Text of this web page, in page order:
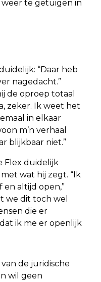
te getuigen in
“Daar heb
nagedacht.”
de oproep totaal
zeker. Ik weet het
in elkaar
m’n verhaal
blijkbaar niet.”
Flex duidelijk
wat hij zegt. “Ik
en altijd open,”
we dit toch wel
die er
ik me er openlijk
de juridische
wil geen